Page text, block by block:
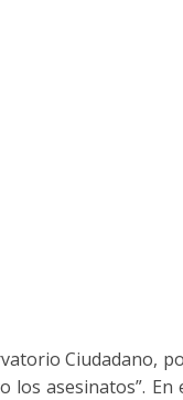
Ciudadano,
los asesinatos”. En